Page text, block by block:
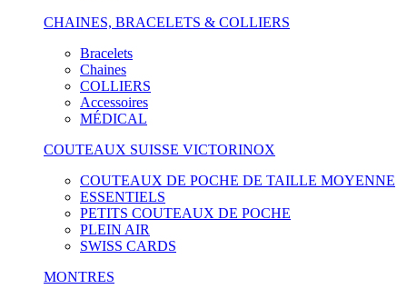
CHAINES, BRACELETS & COLLIERS
Bracelets
Chaines
COLLIERS
Accessoires
MÉDICAL
COUTEAUX SUISSE VICTORINOX
COUTEAUX DE POCHE DE TAILLE MOYENNE
ESSENTIELS
PETITS COUTEAUX DE POCHE
PLEIN AIR
SWISS CARDS
MONTRES